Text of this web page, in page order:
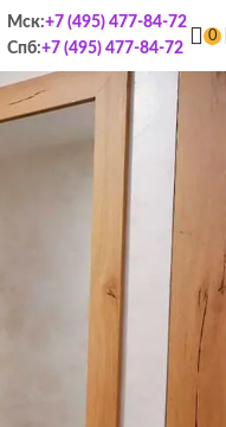
Мск:+7 (495) 477-84-72
Спб:+7 (495) 477-84-72
0